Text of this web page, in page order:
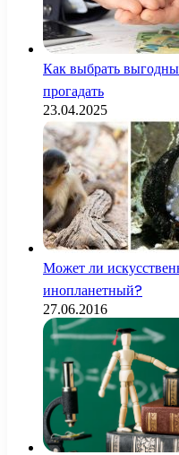
Как выбрать
прогадать
23.04.2025
Может ли
инопланетный?
27.06.2016